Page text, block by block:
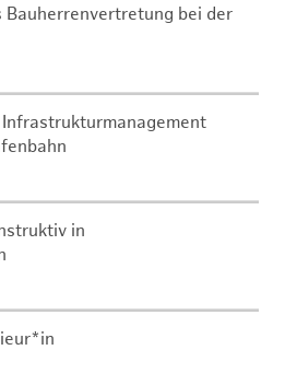
Bauherrenvertretung bei der
in